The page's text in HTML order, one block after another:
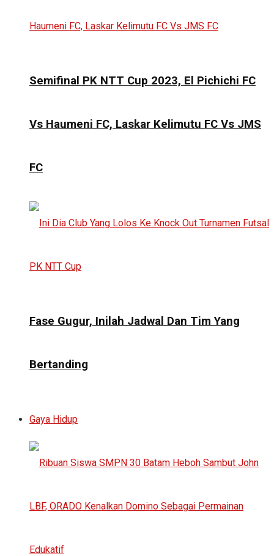
Semifinal PK NTT Cup 2023, El Pichichi FC
Vs Haumeni FC, Laskar Kelimutu FC Vs JMS
FC
Fase Gugur, Inilah Jadwal Dan Tim Yang
Bertanding
Gaya Hidup